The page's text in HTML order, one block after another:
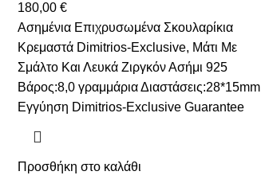
180,00 €
Ασημένια Eπιχρυσωμένα Σκουλαρίκια
Κρεμαστά Dimitrios-Exclusive, Μάτι Με
Σμάλτο Και Λευκά Ζιργκόν Ασήμι 925
Βάρος:8,0 γραμμάρια Διαστάσεις:28*15mm
Εγγύηση Dimitrios-Exclusive Guarantee
Προσθήκη στο καλάθι